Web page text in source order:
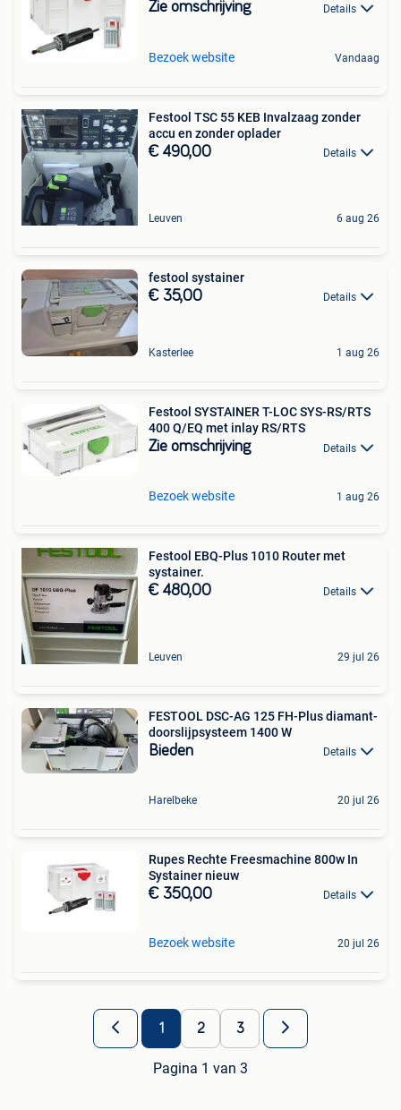
Zie omschrijving Details
Bezoek website Vandaag
Festool TSC 55 KEB Invalzaag zonder
accu en zonder oplader
€ 490,00 Details
Leuven 6 aug 26
festool systainer
€ 35,00 Details
Kasterlee 1 aug 26
Festool SYSTAINER T-LOC SYS-RS/RTS
400 Q/EQ met inlay RS/RTS
Zie omschrijving Details
Bezoek website 1 aug 26
Festool EBQ-Plus 1010 Router met
systainer.
€ 480,00 Details
Leuven 29 jul 26
FESTOOL DSC-AG 125 FH-Plus diamant-
doorslijpsysteem 1400 W
Bieden Details
Harelbeke 20 jul 26
Rupes Rechte Freesmachine 800w In
Systainer nieuw
€ 350,00 Details
Bezoek website 20 jul 26
1 2 3
Pagina 1 van 3